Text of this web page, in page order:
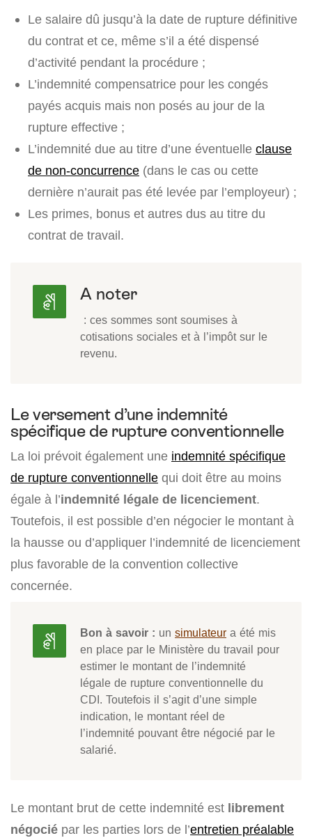
Le salaire dû jusqu’à la date de rupture définitive
du contrat et ce, même s’il a été dispensé
d’activité pendant la procédure ;
L’indemnité compensatrice pour les congés
payés acquis mais non posés au jour de la
rupture effective ;
L’indemnité due au titre d’une éventuelle clause
de non-concurrence (dans le cas ou cette
dernière n’aurait pas été levée par l’employeur) ;
Les primes, bonus et autres dus au titre du
contrat de travail.
A noter
: ces sommes sont soumises à
cotisations sociales et à l’impôt sur le
revenu.
Le versement d’une indemnité
spécifique de rupture conventionnelle
La loi prévoit également une indemnité spécifique
de rupture conventionnelle qui doit être au moins
égale à l’indemnité légale de licenciement.
Toutefois, il est possible d’en négocier le montant à
la hausse ou d’appliquer l’indemnité de licenciement
plus favorable de la convention collective
concernée.
Bon à savoir : un simulateur a été mis
en place par le Ministère du travail pour
estimer le montant de l’indemnité
légale de rupture conventionnelle du
CDI. Toutefois il s’agit d’une simple
indication, le montant réel de
l’indemnité pouvant être négocié par le
salarié.
Le montant brut de cette indemnité est librement
négocié par les parties lors de l’entretien préalable